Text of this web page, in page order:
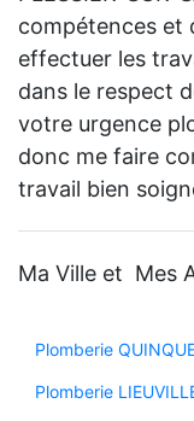
compétences et
effectuer les
dans le respect
votre urgence
donc me faire
travail bien
Ma Ville et Mes
Plomberie
Plomberie